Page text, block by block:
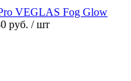
VEGLAS Fog Glow
руб. / шт